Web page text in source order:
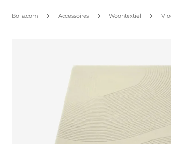
Bolia.com Accessoires Woontextiel